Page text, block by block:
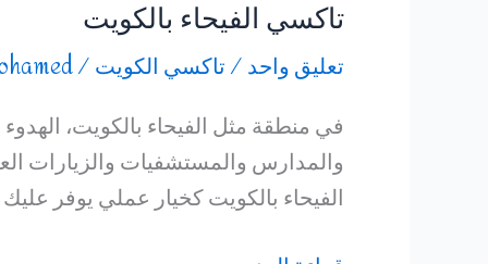
تاكسي الفيحاء بالكويت
تعليق واحد/تاكسي الكويت/
في منطقة مثل الفيحاء بالكويت،
والمدارس والمستشفيات والزيارات
الفيحاء بالكويت كخيار عملي يوفر